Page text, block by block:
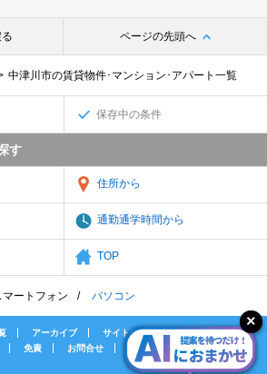
ページの先頭へ
中津川市の賃貸物件･マンション･アパート一覧
保存中の条件
す
住所から
通勤通学時間から
TOP
マートフォン パソコン
アーカイブ
サイトマップ
免責 お問合せ 会社案内